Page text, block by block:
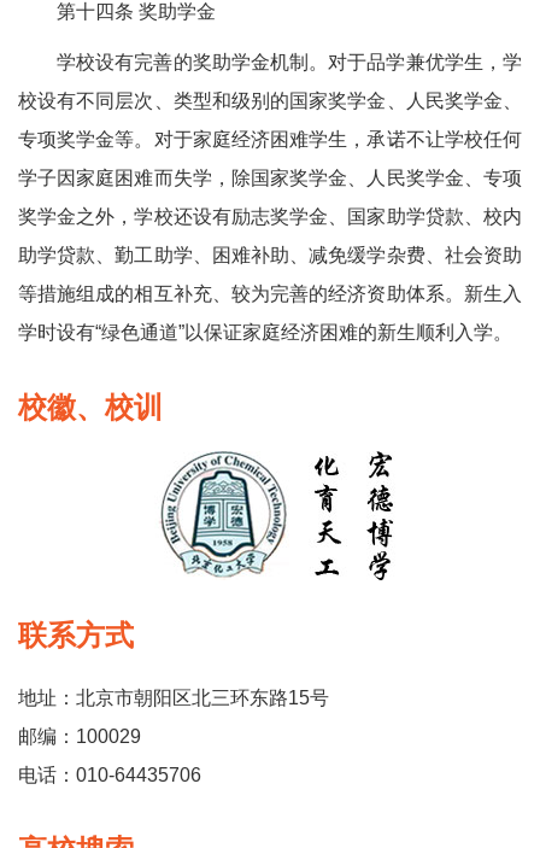
第十四条 奖助学金
学校设有完善的奖助学金机制。对于品学兼优学生，学
校设有不同层次、类型和级别的国家奖学金、人民奖学金、
专项奖学金等。对于家庭经济困难学生，承诺不让学校任何
学子因家庭困难而失学，除国家奖学金、人民奖学金、专项
奖学金之外，学校还设有励志奖学金、国家助学贷款、校内
助学贷款、勤工助学、困难补助、减免缓学杂费、社会资助
等措施组成的相互补充、较为完善的经济资助体系。新生入
学时设有“绿色通道”以保证家庭经济困难的新生顺利入学。
校徽、校训
联系方式
地址：北京市朝阳区北三环东路15号
邮编：100029
电话：010-64435706